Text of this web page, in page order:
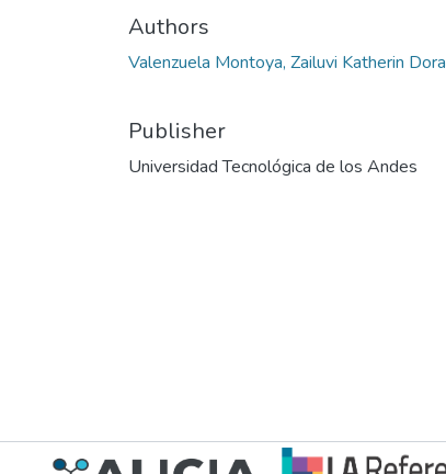
Authors
Valenzuela Montoya, Zailuvi Katherin Dora
Publisher
Universidad Tecnológica de los Andes